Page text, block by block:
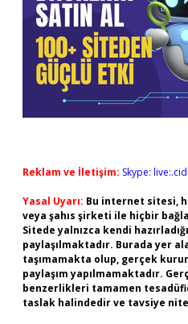
Reklam ve İletişim: Skype:
Yasal Uyarı: Bu internet sitesi,
veya şahıs şirketi ile hiçbir
Sitede yalnızca kendi
paylaşılmaktadır. Burada yer
taşımamakta olup, gerçek
paylaşım yapılmamaktadır.
benzerlikleri tamamen
taslak halindedir ve tavsiye